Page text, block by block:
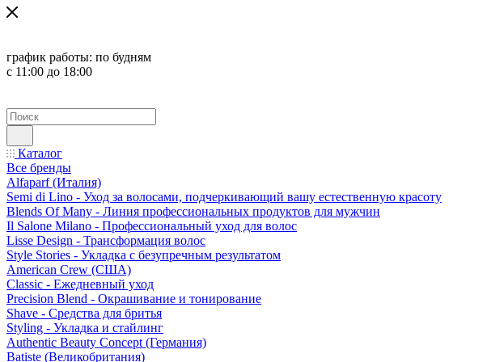
график работы: по будням
с 11:00 до 18:00
Каталог
Все бренды
Alfaparf (Италия)
Semi di Lino - Уход за волосами, подчеркивающий вашу естественную красоту
Blends Of Many - Линия профессиональных продуктов для мужчин
Il Salone Milano - Профессиональный уход для волос
Lisse Design - Трансформация волос
Style Stories - Укладка с безупречным результатом
American Crew (США)
Classic - Ежедневный уход
Precision Blend - Окрашивание и тонирование
Shave - Средства для бритья
Styling - Укладка и стайлинг
Authentic Beauty Concept (Германия)
Batiste (Великобритания)